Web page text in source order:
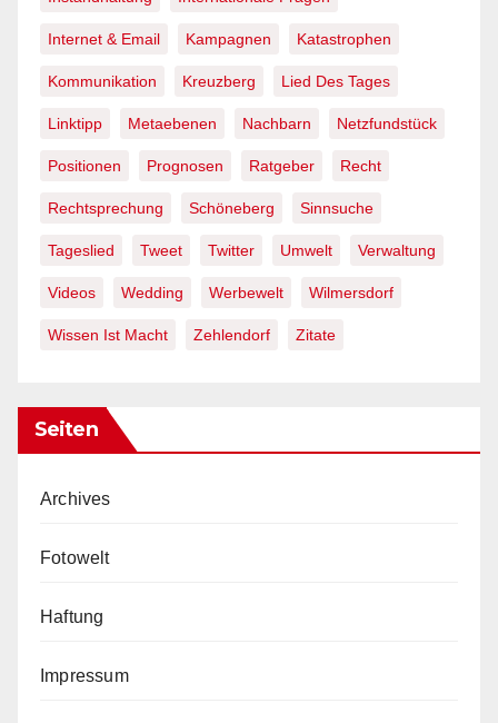
Internet & Email Kampagnen Katastrophen
Kommunikation Kreuzberg Lied Des Tages
Linktipp Metaebenen Nachbarn Netzfundstück
Positionen Prognosen Ratgeber Recht
Rechtsprechung Schöneberg Sinnsuche
Tageslied Tweet Twitter Umwelt Verwaltung
Videos Wedding Werbewelt Wilmersdorf
Wissen Ist Macht Zehlendorf Zitate
Seiten
Archives
Fotowelt
Haftung
Impressum